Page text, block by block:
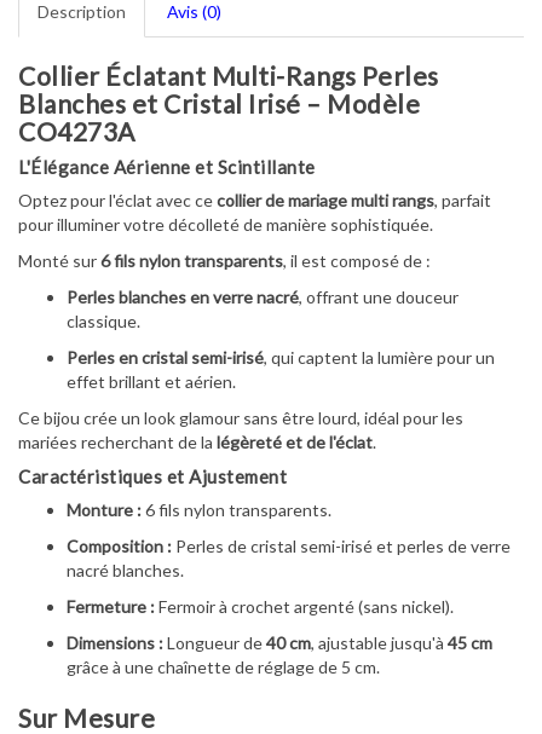
Description Avis (0)
Collier Éclatant Multi-Rangs Perles
Blanches et Cristal Irisé – Modèle
CO4273A
L'Élégance Aérienne et Scintillante
Optez pour l'éclat avec cecollier de mariage multi rangs, parfait
pour illuminer votre décolleté de manière sophistiquée.
Monté sur6 fils nylon transparents, il est composé de :
Perles blanches en verre nacré, offrant une douceur
classique.
Perles en cristal semi-irisé, qui captent la lumière pour un
effet brillant et aérien.
Ce bijou crée un look glamour sans être lourd, idéal pour les
mariées recherchant de la légèreté et de l'éclat.
Caractéristiques et Ajustement
Monture :6 fils nylon transparents.
Composition : Perles de cristal semi-irisé et perles de verre
nacré blanches.
Fermeture :Fermoir à crochet argenté (sans nickel).
Dimensions :Longueur de40 cm, ajustable jusqu'à 45 cm
grâce à une chaînette de réglage de 5 cm.
Sur Mesure